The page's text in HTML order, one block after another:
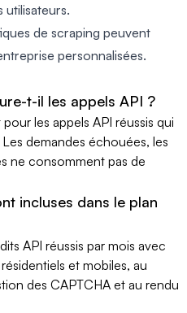
de scraping peuvent
personnalisées.
t-il les appels API ?
les appels API réussis qui
demandes échouées, les
ne consomment pas de
incluses dans le plan
API réussis par mois avec
et mobiles, au
des CAPTCHA et au rendu